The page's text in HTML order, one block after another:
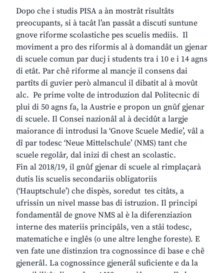
Dopo che i studis PISA a àn mostrât risultâts
preocupants, si à tacât l’an passât a discuti suntune
gnove riforme scolastiche pes scuelis mediis. Il
moviment a pro des riformis al à domandât un gjenar
di scuele comun par ducj i students tra i 10 e i 14 agns
di etât. Par chê riforme al mancje il consens dai
partîts di guvier però almancul il dibatit al à movût
alc. Pe prime volte de introduzion dal Politecnic di
plui di 50 agns fa, la Austrie e propon un gnûf gjenar
di scuele. Il Consei nazionâl al à decidût a largje
maiorance di introdusi la ‘Gnove Scuele Medie’, vâl a
dî par todesc ‘Neue Mittelschule’ (NMS) tant che
scuele regolâr, dal inizi di chest an scolastic.
Fin al 2018/19, il gnûf gjenar di scuele al rimplaçarà
dutis lis scuelis secondariis obligatoriis
(‘Hauptschule’) che dispès, soredut tes citâts, a
ufrissin un nivel masse bas di istruzion. Il principi
fondamentâl de gnove NMS al è la diferenziazion
interne des materiis principâls, ven a stâi todesc,
matematiche e inglês (o une altre lenghe foreste). E
ven fate une distinzion tra cognossince di base e chê
gjenerâl. La cognossince gjenerâl suficiente e da la